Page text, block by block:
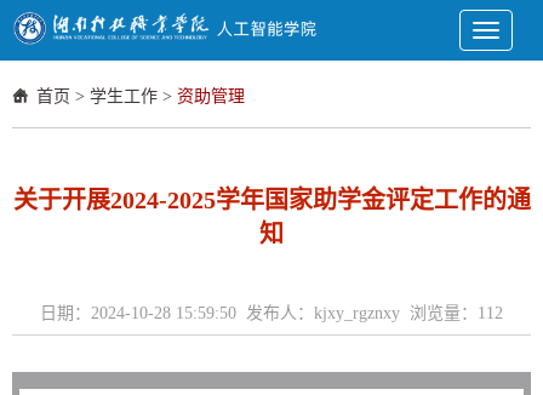
Toggle
首页 > 学生工作 > 资助管理
关于开展2024-2025学年国家助学金评定工作的通
知
日期：2024-10-28 15:59:50 发布人：kjxy_rgznxy 浏览量： 112